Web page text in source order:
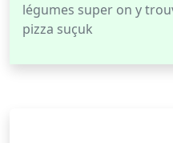
légumes super on y
pizza suçuk